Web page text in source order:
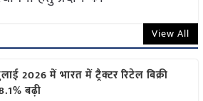
View All
2026 में भारत में ट्रैक्टर रिटेल बिक्री
बढ़ी